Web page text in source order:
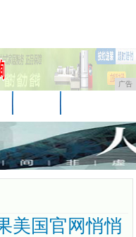
广告
美国官网悄悄